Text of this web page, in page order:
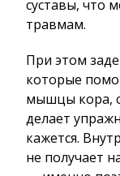
суставы, что
травмам.
При этом
которые
мышцы кора,
делает
кажется.
не получает